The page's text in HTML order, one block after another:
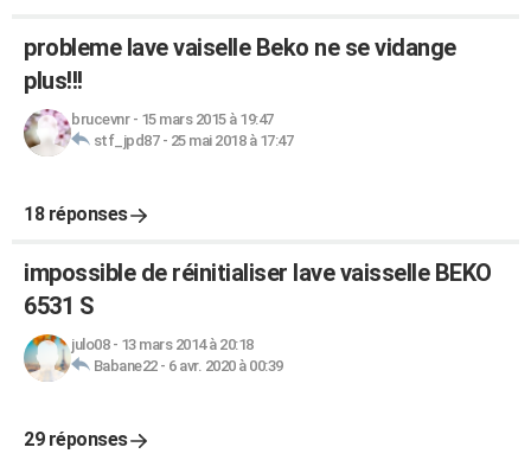
probleme lave vaiselle Beko ne se vidange
plus!!!
brucevnr- 15 mars 2015 à 19:47
stf_jpd87- 25 mai 2018 à 17:47
18 réponses
impossible de réinitialiser lave vaisselle BEKO
6531 S
julo08- 13 mars 2014 à 20:18
Babane22- 6 avr. 2020 à 00:39
29 réponses